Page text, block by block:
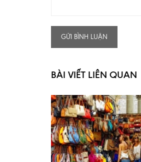
GỬI BÌNH LUẬN
BÀI VIẾT LIÊN QUAN